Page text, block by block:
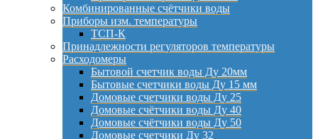
Комбинированные счётчики воды
Приборы изм. температуры
ТСП-К
Принадлежности регуляторов температуры
Расходомеры
Бытовой счетчик воды Ду 20мм
Бытовые счетчики воды Ду 15 мм
Домовые счетчики воды Ду 25
Домовые счётчики воды Ду 40
Домовые счётчики воды Ду 50
Домовые счетчики Ду 32